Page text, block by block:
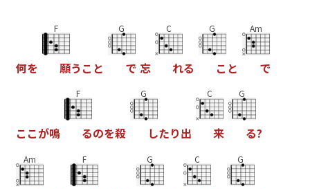
何を
F
願う こ と
G
で 忘
C
れる
G
こ と
Am
で
こ こが鳴
F
るのを殺
G
したり出
C
来
G
る?
Am F G C G